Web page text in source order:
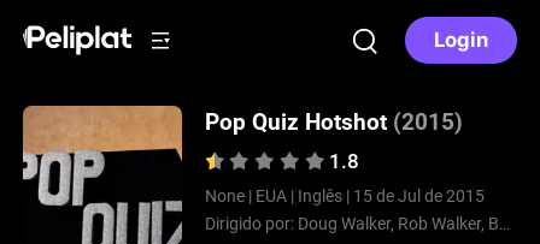
Login
Pop Quiz Hotshot (2015)
1.8
None | EUA | Inglês | 15 de Jul de 2015
Dirigido por: Doug Walker, Rob Walker, Barney Walker